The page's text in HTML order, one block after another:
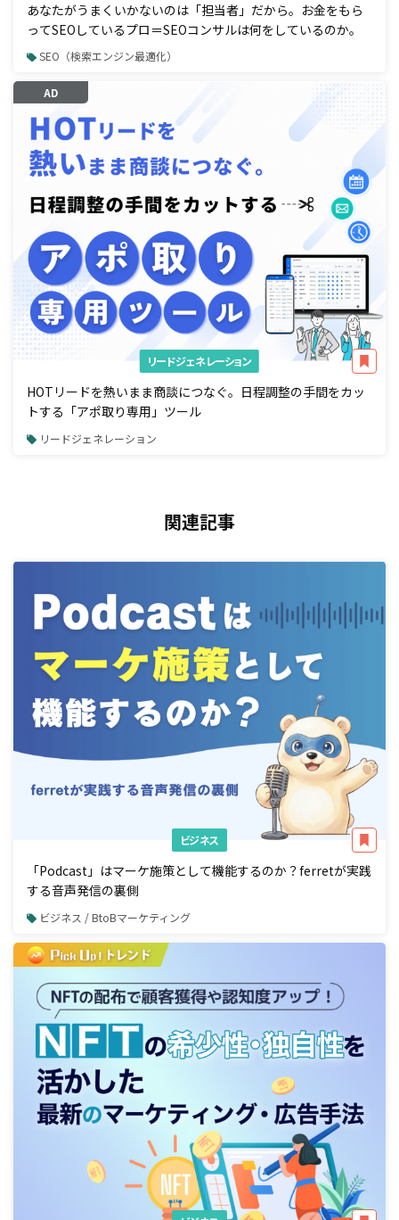
あなたがうまくいかないのは「担当者」だから。お金をもら
ってSEOしているプロ＝SEOコンサルは何をしているのか。
SEO（検索エンジン最適化）
AD
リードジェネレーション
HOTリードを熱いまま商談につなぐ。日程調整の手間をカッ
トする「アポ取り専用」ツール
リードジェネレーション
関連記事
ビジネス
「Podcast」はマーケ施策として機能するのか？ferretが実践
する音声発信の裏側
ビジネス / BtoBマーケティング